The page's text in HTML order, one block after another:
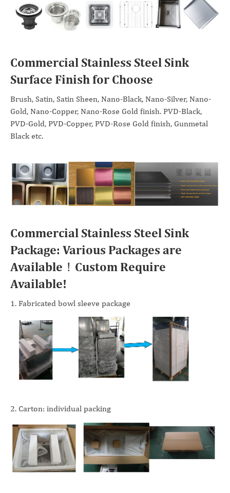
Commercial Stainless Steel Sink
Surface Finish for Choose
Brush, Satin, Satin Sheen, Nano-Black, Nano-Silver, Nano-
Gold, Nano-Copper, Nano-Rose Gold finish. PVD-Black,
PVD-Gold, PVD-Copper, PVD-Rose Gold finish, Gunmetal
Black etc.
Commercial Stainless Steel Sink
Package: Various Packages are
Available！Custom Require
Available!
1. Fabricated bowl sleeve package
2. Carton: individual packing